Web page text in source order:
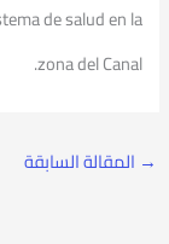
de salud en la
zona del Canal.
→ المقالة السابقة